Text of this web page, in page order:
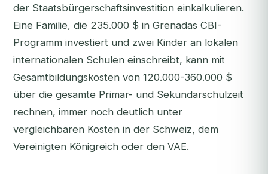
der Staatsbürgerschaftsinvestition einkalkulieren.
Eine Familie, die 235.000 $ in Grenadas CBI-
Programm investiert und zwei Kinder an lokalen
internationalen Schulen einschreibt, kann mit
Gesamtbildungskosten von 120.000-360.000 $
über die gesamte Primar- und Sekundarschulzeit
rechnen, immer noch deutlich unter
vergleichbaren Kosten in der Schweiz, dem
Vereinigten Königreich oder den VAE.